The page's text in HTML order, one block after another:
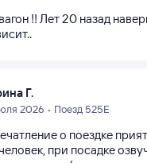
!! Лет 20 назад
Г.
2026 • Поезд 525Е
о поездке
при посадке